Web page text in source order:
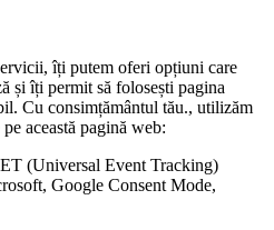
îți putem oferi opțiuni care
și îți permit să folosești pagina
Cu consimțământul tău., utilizăm
această pagină web:
(Universal Event Tracking)
Google Consent Mode,